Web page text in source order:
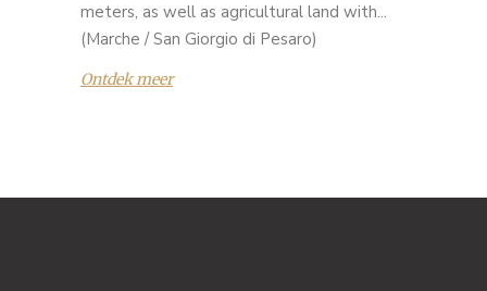
meters, as well as agricultural land with...
(Marche / San Giorgio di Pesaro)
Ontdek meer